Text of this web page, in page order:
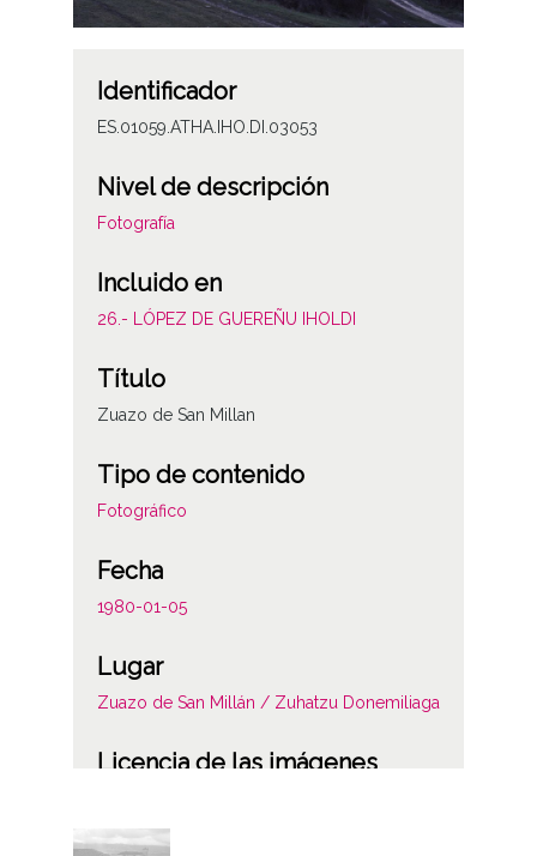
Identificador
ES.01059.ATHA.IHO.DI.03053
Nivel de descripción
Fotografía
Incluido en
26.- LÓPEZ DE GUEREÑU IHOLDI
Título
Zuazo de San Millan
Tipo de contenido
Fotográfico
Fecha
1980-01-05
Lugar
Zuazo de San Millán / Zuhatzu Donemiliaga
Licencia de las imágenes